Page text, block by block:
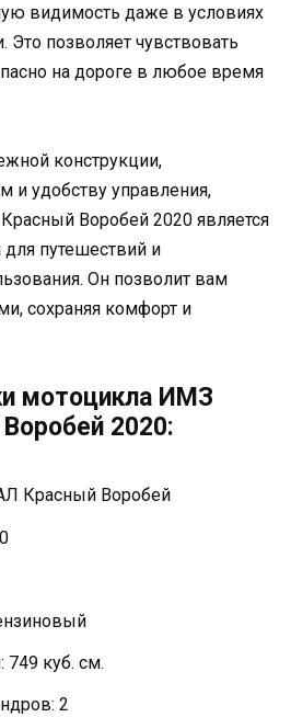
видимость даже в условиях
Это позволяет чувствовать
на дороге в любое время
конструкции,
и удобству управления,
Воробей 2020 является
путешествий и
Он позволит вам
сохраняя комфорт и
мотоцикла ИМЗ
2020:
Красный Воробей
749 куб. см.
2